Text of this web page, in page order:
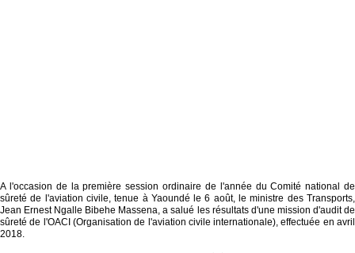
A l'occasion de la première session ordinaire de l'année du Comité national de
sûreté de l'aviation civile, tenue à Yaoundé le 6 août, le ministre des Transports,
Jean Ernest Ngalle Bibehe Massena, a salué les résultats d'une mission d'audit de
sûreté de l'OACI (Organisation de l'aviation civile internationale), effectuée en avril
2018.